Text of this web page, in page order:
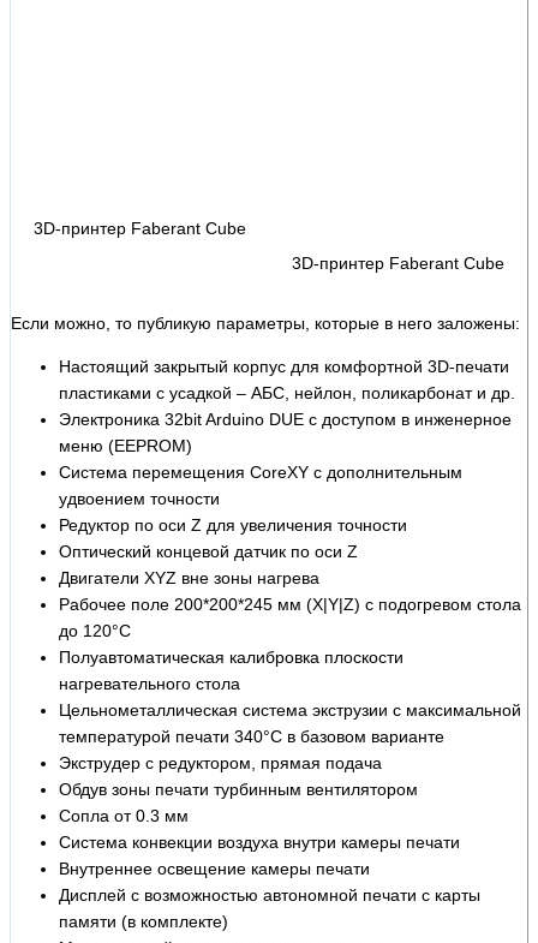
3D-принтер Faberant Cube
3D-принтер Faberant Cube
Если можно, то публикую параметры, которые в него заложены:
Настоящий закрытый корпус для комфортной 3D-печати
пластиками с усадкой – АБС, нейлон, поликарбонат и др.
Электроника 32bit Arduino DUE с доступом в инженерное
меню (EEPROM)
Система перемещения CoreXY с дополнительным
удвоением точности
Редуктор по оси Z для увеличения точности
Оптический концевой датчик по оси Z
Двигатели XYZ вне зоны нагрева
Рабочее поле 200*200*245 мм (X|Y|Z) с подогревом стола
до 120°С
Полуавтоматическая калибровка плоскости
нагревательного стола
Цельнометаллическая система экструзии с максимальной
температурой печати 340°С в базовом варианте
Экструдер с редуктором, прямая подача
Обдув зоны печати турбинным вентилятором
Сопла от 0.3 мм
Система конвекции воздуха внутри камеры печати
Внутреннее освещение камеры печати
Дисплей с возможностью автономной печати с карты
памяти (в комплекте)